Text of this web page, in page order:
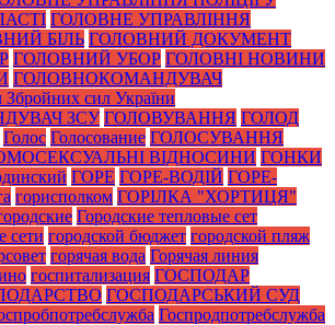
ГОЛОВНЕ УПРАВЛІННЯ
БІЛЬ ГОЛОВНИЙ ДОКУМЕНТ
ГОЛОВНИЙ УБОР ГОЛОВНІ НОВИНИ
ГОЛОВНОКОМАНДУВАЧ
Збройних сил України
ЗСУ ГОЛОВУВАННЯ ГОЛОД
Голос Голосование ГОЛОСУВАННЯ
ВІДНОСИНИ ГОНКИ
ГОРЕ ГОРЕ-ВОДІЙ ГОРЕ-
горисполком ГОРІЛКА "ХОРТИЦЯ"
Городские тепловые сет
сети городской бюджет городской пляж
горячая вода Горячая линия
госпитализация ГОСПОДАР
ГОСПОДАРСЬКИЙ СУД
Госпродпотребслужба